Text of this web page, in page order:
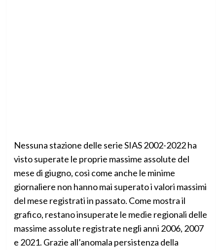
Nessuna stazione delle serie SIAS 2002-2022 ha
visto superate le proprie massime assolute del
mese di giugno, così come anche le minime
giornaliere non hanno mai superato i valori massimi
del mese registrati in passato. Come mostra il
grafico, restano insuperate le medie regionali delle
massime assolute registrate negli anni 2006, 2007
e 2021. Grazie all’anomala persistenza della